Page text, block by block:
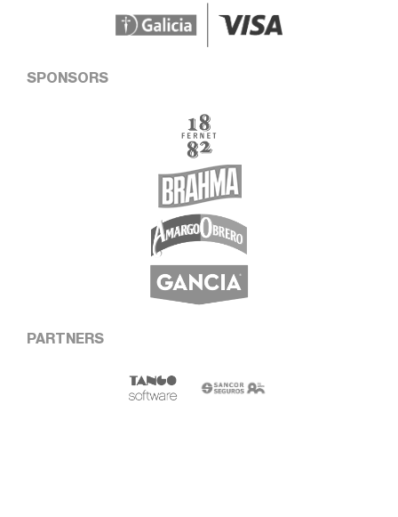
SPONSORS
PARTNERS